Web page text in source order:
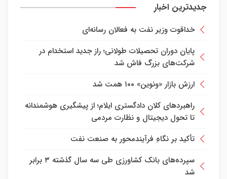
جدیدترین اخبار
خداقوت وزیر نفت به فعالان رسانه‌ای
پایان دوران تحصیلات طولانی؛ راز جدید استخدام در
شرکت‌های بزرگ فاش شد
ارزش بازار «ونوین» ۱۰۰ همت شد
راهبرد‌های کلان دادگستری ایلام؛ از پیشگیری هوشمندانه
تا تحول دیجیتال و نظارت مردمی
تأکید بر نگاهِ فرآیندمحور به صنعت نفت
سپرده‌های بانک کشاورزی طی سه سال گذشته ۳ برابر
شد